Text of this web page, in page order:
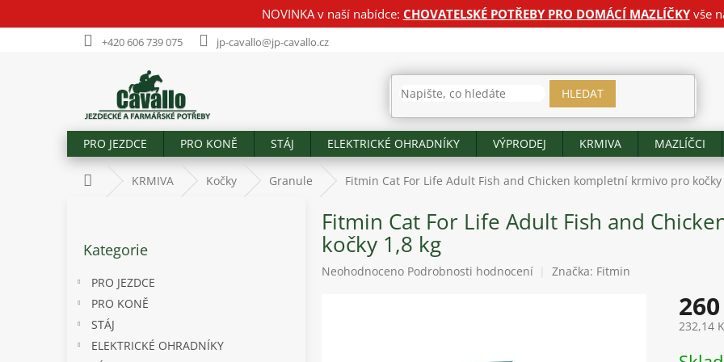
NOVINKA v naší nabídce: CHOVATELSKÉ POTŘEBY PRO DOMÁCÍ MAZLÍČKYvše
+420 606 739 075 jp-cavallo@jp-cavallo.cz
HLEDAT
PRO JEZDCE PRO KONĚ STÁJ ELEKTRICKÉ OHRADNÍKY VÝPRODEJ KRMIVA MAZLÍČCI
Domů KRMIVA Kočky Granule Fitmin Cat For Life Adult Fish and Chicken kompletní krmivo pro kočky
kategorie
Kategorie
PRO JEZDCE
PRO KONĚ
STÁJ
ELEKTRICKÉ OHRADNÍKY
Fitmin Cat For Life Adult Fish and
kočky 1,8 kg
Průměrné
Neohodnoceno Podrobnosti hodnocení Značka: Fitmin
232,14